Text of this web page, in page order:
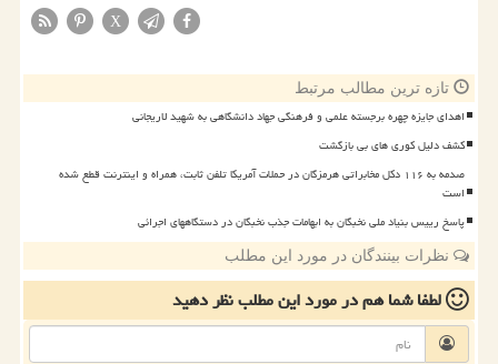
X
تازه ترین مطالب مرتبط
اهدای جایزه چهره برجسته علمی و فرهنگی جهاد دانشگاهی به شهید لاریجانی
کشف دلیل کوری های بی بازگشت
صدمه به ۱۱۶ دکل مخابراتی هرمزگان در حملات آمریکا تلفن ثابت، همراه و اینترنت قطع شده
است
پاسخ رییس بنیاد ملی نخبگان به ابهامات جذب نخبگان در دستگاههای اجرائی
نظرات بینندگان در مورد این مطلب
لطفا شما همدر مورد این مطلبنظر دهید